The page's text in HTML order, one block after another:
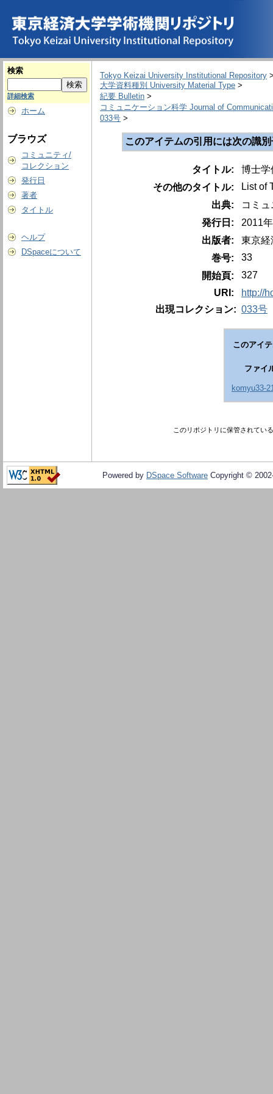
検索
詳細検索
ホーム
ブラウズ
コミュニティ/
コレクション
発行日
著者
タイトル
ヘルプ
DSpaceについて
Tokyo Keizai University Institutional Repository
大学資料種別 University Material Type >
紀要 Bulletin >
コミュニケーション科学 Journal of
033号 >
このアイテムの引用には次の識
タイトル:
博士学
その他のタイトル:
List of
出典:
コミ
発行日:
2011
出版者:
東京経
巻号:
33
開始頁:
327
URI:
http://
出現コレクション: 033号
このアイ
ファイ
komyu33-
このリポジトリに保管されてい
Powered by DSpace Software Copyright ©